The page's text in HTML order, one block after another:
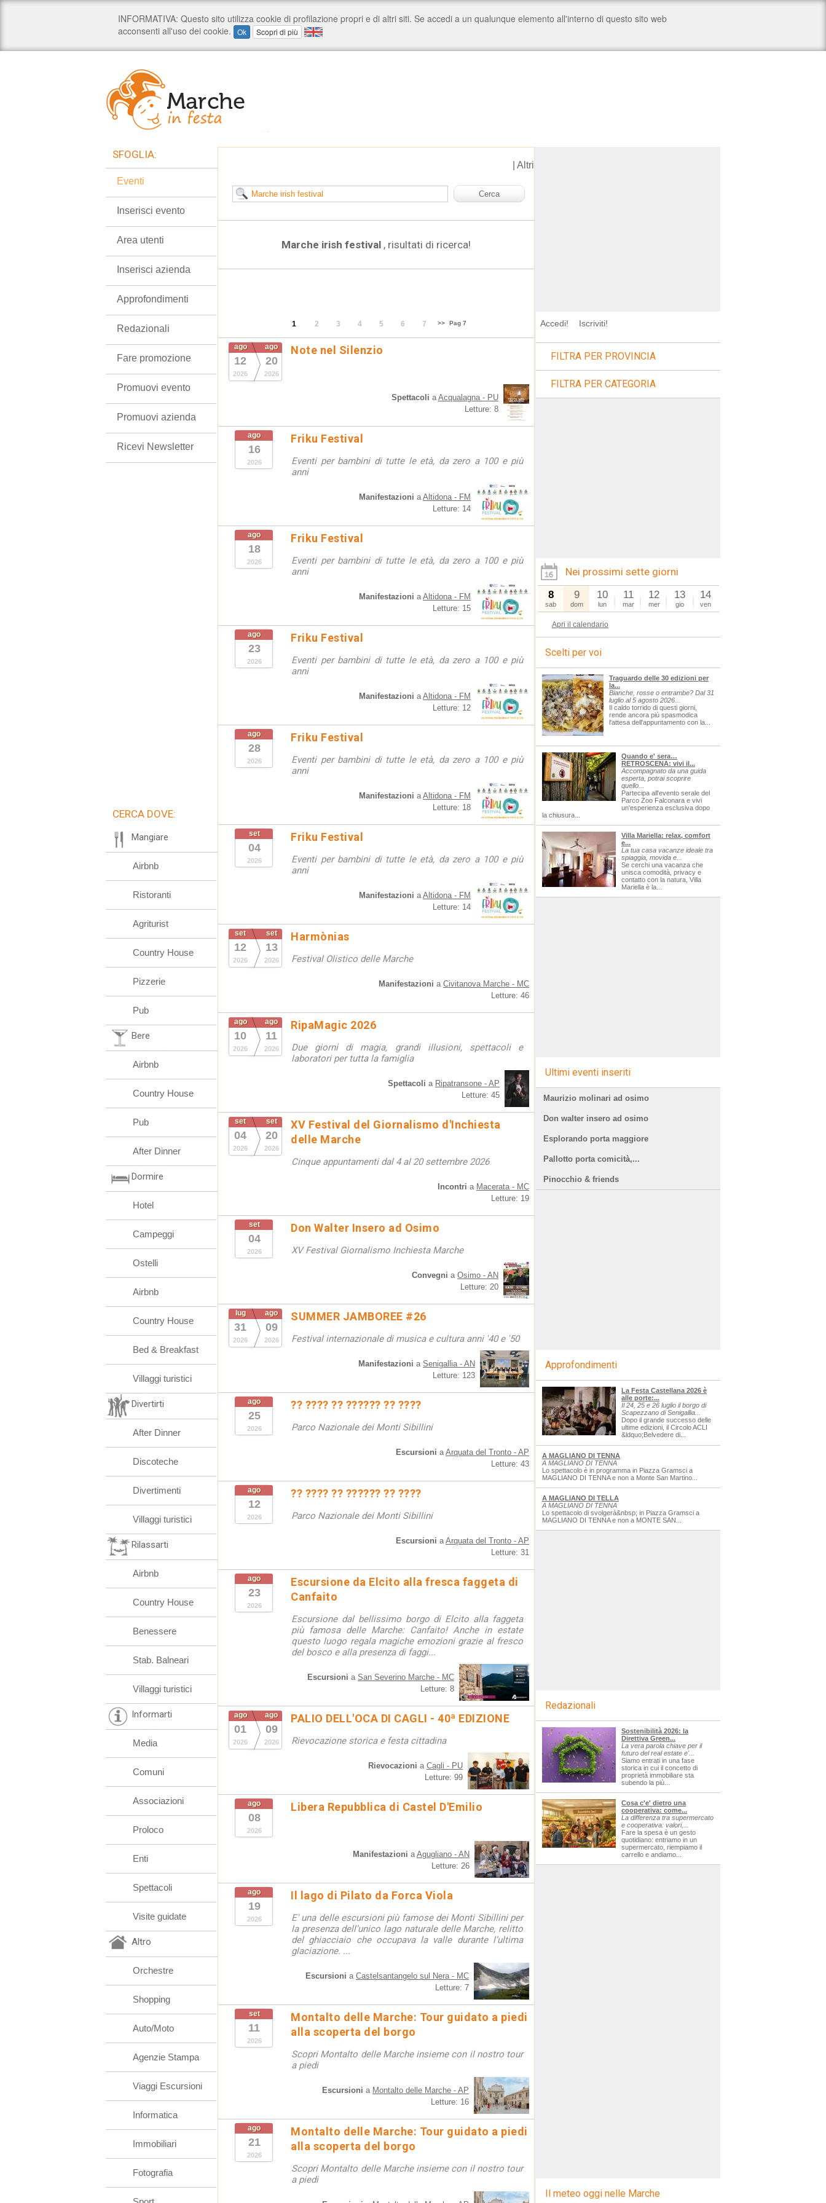
Altri
Marche irish festival , risultati di ricerca!
1 2 3 4 5 6 7 >> Pag 7
ago
12
2026
ago
20
2026
Note nel Silenzio
Spettacoli aAcqualagna - PU
Letture: 8
ago
16
2026
Friku Festival
Eventi per bambini di tutte le età, da zero a 100 e più
anni
Manifestazioni aAltidona - FM
Letture: 14
ago
18
2026
Friku Festival
Eventi per bambini di tutte le età, da zero a 100 e più
anni
Manifestazioni aAltidona - FM
Letture: 15
ago
23
2026
Friku Festival
Eventi per bambini di tutte le età, da zero a 100 e più
anni
Manifestazioni aAltidona - FM
Letture: 12
ago
28
2026
Friku Festival
Eventi per bambini di tutte le età, da zero a 100 e più
anni
Manifestazioni aAltidona - FM
Letture: 18
set
04
2026
Friku Festival
Eventi per bambini di tutte le età, da zero a 100 e più
anni
Manifestazioni aAltidona - FM
Letture: 14
set
12
2026
set
13
2026
Harmònias
Festival Olistico delle Marche
Manifestazioni a Civitanova Marche - MC
Letture: 46
ago
10
2026
ago
11
2026
RipaMagic 2026
Due giorni di magia, grandi illusioni, spettacoli e
laboratori per tutta la famiglia
Spettacoli a Ripatransone - AP
Letture: 45
set
04
2026
set
20
2026
XV Festival del Giornalismo d'Inchiesta
delle Marche
Cinque appuntamenti dal 4 al 20 settembre 2026
Incontri a Macerata - MC
Letture: 19
set
04
2026
Don Walter Insero ad Osimo
XV Festival Giornalismo Inchiesta Marche
Convegni a Osimo - AN
Letture: 20
lug
31
2026
ago
09
2026
SUMMER JAMBOREE #26
Festival internazionale di musica e cultura anni '40 e '50
Manifestazioni a Senigallia - AN
Letture: 123
ago
25
2026
?? ???? ?? ?????? ?? ????
Parco Nazionale dei Monti Sibillini
Escursioni aArquata del Tronto - AP
Letture: 43
ago
12
2026
?? ???? ?? ?????? ?? ????
Parco Nazionale dei Monti Sibillini
Escursioni aArquata del Tronto - AP
Letture: 31
ago
23
2026
Escursione da Elcito alla fresca faggeta di
Canfaito
Escursione dal bellissimo borgo di Elcito alla faggeta
più famosa delle Marche: Canfaito! Anche in estate
questo luogo regala magiche emozioni grazie al fresco
del bosco e alla presenza di faggi...
Escursioni a San Severino Marche - MC
Letture: 8
ago
01
2026
ago
09
2026
PALIO DELL'OCA DI CAGLI - 40ª EDIZIONE
Rievocazione storica e festa cittadina
Rievocazioni a Cagli - PU
Letture: 99
ago
08
2026
Libera Repubblica di Castel D'Emilio
Manifestazioni aAgugliano - AN
Letture: 26
ago
19
2026
Il lago di Pilato da Forca Viola
E' una delle escursioni più famose dei Monti Sibillini per
la presenza dell’unico lago naturale delle Marche, relitto
del ghiacciaio che occupava la valle durante l’ultima
glaciazione. ...
Escursioni a Castelsantangelo sul Nera - MC
Letture: 7
set
11
2026
Montalto delle Marche: Tour guidato a piedi
alla scoperta del borgo
Scopri Montalto delle Marche insieme con il nostro tour
a piedi
Escursioni a Montalto delle Marche - AP
Letture: 16
ago
21
2026
Montalto delle Marche: Tour guidato a piedi
alla scoperta del borgo
Scopri Montalto delle Marche insieme con il nostro tour
a piedi
SFOGLIA:
Eventi
Inserisci evento
Area utenti
Inserisci azienda
Approfondimenti
Redazionali
Fare promozione
Promuovi evento
Promuovi azienda
Ricevi Newsletter
CERCA DOVE:
Mangiare
Airbnb
Ristoranti
Agriturist
Country House
Pizzerie
Pub
Bere
Airbnb
Country House
Pub
After Dinner
Dormire
Hotel
Campeggi
Ostelli
Airbnb
Country House
Bed & Breakfast
Villaggi turistici
Divertirti
After Dinner
Discoteche
Divertimenti
Villaggi turistici
Rilassarti
Airbnb
Country House
Benessere
Stab. Balneari
Villaggi turistici
Informarti
Media
Comuni
Associazioni
Proloco
Enti
Spettacoli
Visite guidate
Altro
Orchestre
Shopping
Auto/Moto
Agenzie Stampa
Viaggi Escursioni
Informatica
Immobiliari
Fotografia
Accedi! Iscriviti!
FILTRA PER PROVINCIA
FILTRA PER CATEGORIA
Nei prossimi sette giorni
8
sab
9
dom
10
lun
11
mar
12
mer
13
gio
14
ven
Apri il calendario
Scelti per voi
Traguardo delle 30 edizioni per
la...
Bianche, rosse o entrambe? Dal 31
luglio al 5 agosto 2026...
Il caldo torrido di questi giorni,
rende ancora più spasmodica
l'attesa dell'appuntamento con la...
Quando e' sera…
RETROSCENA: vivi il...
Accompagnato da una guida
esperta, potrai scoprire
quello...
Partecipa all'evento serale del
Parco Zoo Falconara e vivi
un'esperienza esclusiva dopo
la chiusura...
Villa Mariella: relax, comfort
e...
La tua casa vacanze ideale tra
spiaggia, movida e...
Se cerchi una vacanza che
unisca comodità, privacy e
contatto con la natura, Villa
Mariella è la...
Ultimi eventi inseriti
Maurizio molinari ad osimo
Don walter insero ad osimo
Esplorando porta maggiore
Pallotto porta comicità,...
Pinocchio & friends
Approfondimenti
La Festa Castellana 2026 è
alle porte:...
Il 24, 25 e 26 luglio il borgo di
Scapezzano di Senigallia...
Dopo il grande successo delle
ultime edizioni, il Circolo ACLI
&ldquo;Belvedere di...
A MAGLIANO DI TENNA
A MAGLIANO DI TENNA
Lo spettacolo è in programma in Piazza Gramsci a
MAGLIANO DI TENNA e non a Monte San Martino...
A MAGLIANO DI TELLA
A MAGLIANO DI TENNA
Lo spettacolo di svolgerà&nbsp; in Piazza Gramsci a
MAGLIANO DI TENNA e non a MONTE SAN...
Redazionali
Sostenibilità 2026: la
Direttiva Green...
La vera parola chiave per il
futuro del real estate e'...
Siamo entrati in una fase
storica in cui il concetto di
proprietà immobiliare sta
subendo la più...
Cosa c'e' dietro una
cooperativa: come...
La differenza tra supermercato
e cooperativa: valori,...
Fare la spesa è un gesto
quotidiano: entriamo in un
supermercato, riempiamo il
carrello e andiamo...
Il meteo oggi nelle Marche